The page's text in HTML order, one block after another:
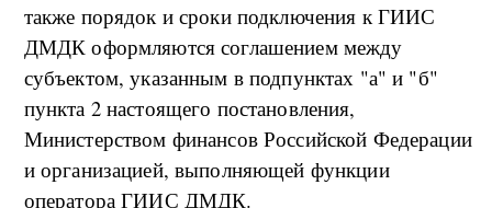
также порядок и сроки подключения к ГИИС
ДМДК оформляются соглашением между
субъектом, указанным в подпунктах "а" и "б"
пункта 2 настоящего постановления,
Министерством финансов Российской Федерации
и организацией, выполняющей функции
оператора ГИИС ДМДК.